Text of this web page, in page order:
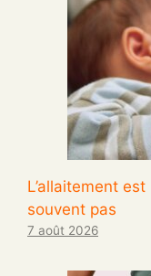
L’allaitement
souvent pas
7 août 2026